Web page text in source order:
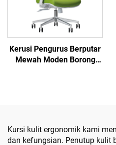
Kerusi Pengurus Berputar
Mewah Moden Borong
Kursi kulit ergonomik kami
dan kefungsian. Penutup kulit